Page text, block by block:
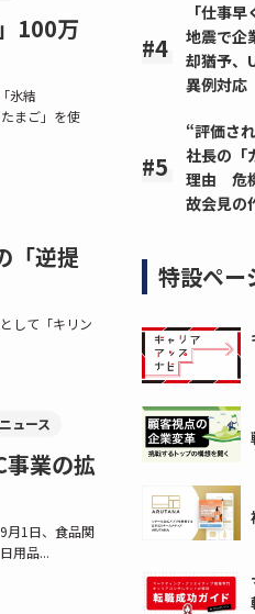
100万
氷結
まご」を使
「逆提
して「キリン
ュース
事業の拡
月1日、食品関
用品...
「仕事
地震で企
却猶予、
異例対応
“評価さ
社長の「
理由 危
故会見の
特設ペー